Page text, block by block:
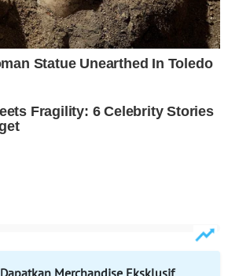
Dapatkan Merchandise Eksklusif